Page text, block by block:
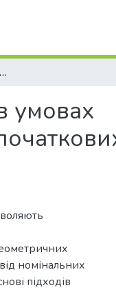
Визначення ресурсу приєднувального штуцера в умовах багатоциклового наванатаження при наявності початкових дефектів
умовах
номінальних
підходів